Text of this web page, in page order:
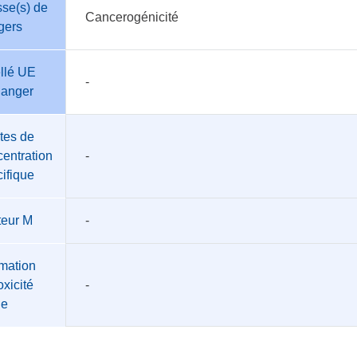
de
Cancerogénicité
UE
-
de
-
M -
-